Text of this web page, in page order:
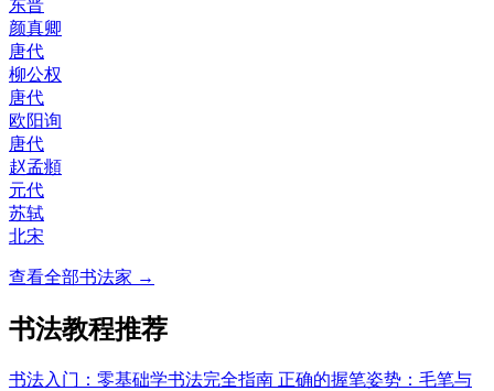
东晋
颜真卿
唐代
柳公权
唐代
欧阳询
唐代
赵孟頫
元代
苏轼
北宋
查看全部书法家 →
书法教程推荐
书法入门：零基础学书法完全指南 正确的握笔姿势：毛笔与